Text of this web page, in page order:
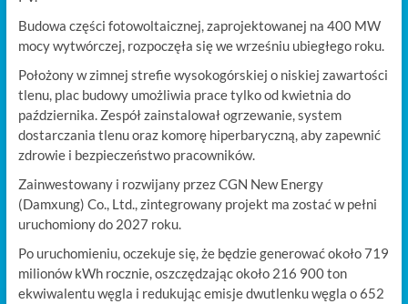
Budowa części fotowoltaicznej, zaprojektowanej na 400 MW
mocy wytwórczej, rozpoczęła się we wrześniu ubiegłego roku.
Położony w zimnej strefie wysokogórskiej o niskiej zawartości
tlenu, plac budowy umożliwia prace tylko od kwietnia do
października. Zespół zainstalował ogrzewanie, system
dostarczania tlenu oraz komorę hiperbaryczną, aby zapewnić
zdrowie i bezpieczeństwo pracowników.
Zainwestowany i rozwijany przez CGN New Energy
(Damxung) Co., Ltd., zintegrowany projekt ma zostać w pełni
uruchomiony do 2027 roku.
Po uruchomieniu, oczekuje się, że będzie generować około 719
milionów kWh rocznie, oszczędzając około 216 900 ton
ekwiwalentu węgla i redukując emisje dwutlenku węgla o 652